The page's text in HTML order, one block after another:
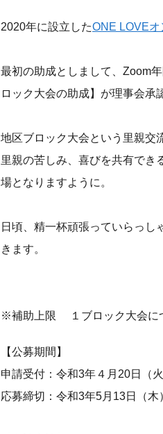
2020年に設立したONE LOVE
最初の助成としまして、Zoom
ロック大会の助成】が理事会承
地区ブロック大会という里親交
里親の苦しみ、喜びを共有でき
場となりますように。
日頃、精一杯頑張っていらっ
きます。
※補助上限 １ブロック大会に
【公募期間】
申請受付：令和3年４月20日（
応募締切：令和3年5月13日（木